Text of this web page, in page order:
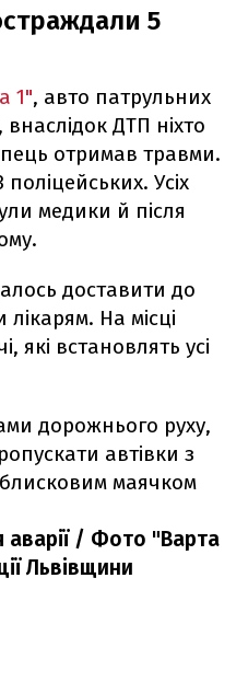
5
1", авто патрульних
ДТП ніхто
отримав травми.
Усіх
медики й після
доставити до
На місці
які встановлять усі
дорожнього руху,
автівки з
маячком
аварії / Фото "Варта
Львівщини